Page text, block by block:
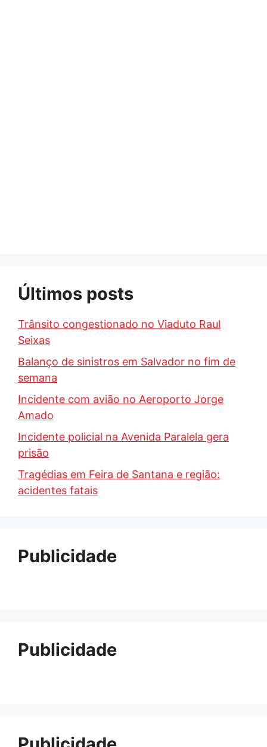
Últimos posts
Trânsito congestionado no Viaduto Raul
Seixas
Balanço de sinistros em Salvador no fim de
semana
Incidente com avião no Aeroporto Jorge
Amado
Incidente policial na Avenida Paralela gera
prisão
Tragédias em Feira de Santana e região:
acidentes fatais
Publicidade
Publicidade